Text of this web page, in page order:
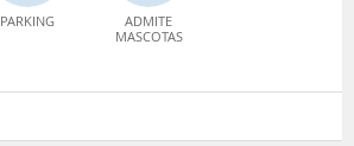
PARKING
ADMITE
MASCOTAS